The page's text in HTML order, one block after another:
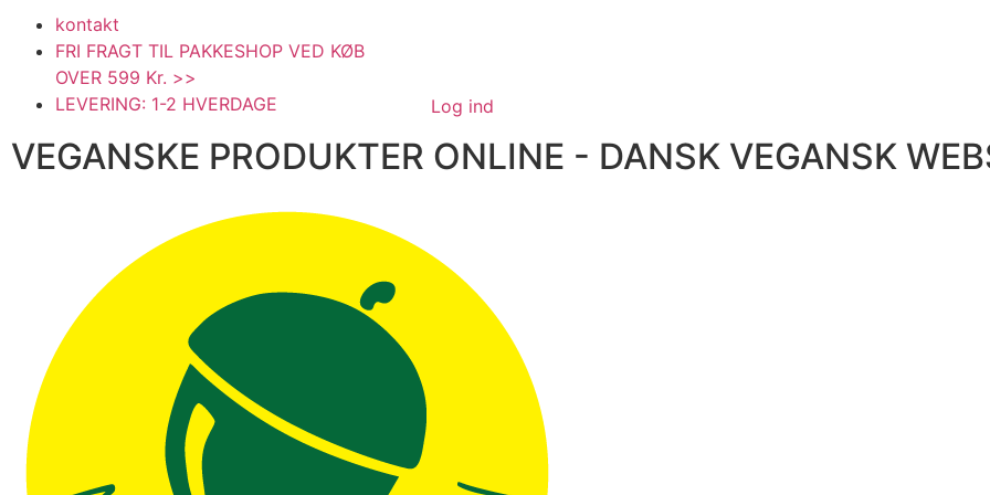
kontakt
FRI FRAGT TIL PAKKESHOP VED KØB
OVER 599 Kr. >>
LEVERING: 1-2 HVERDAGE
Log ind
VEGANSKE PRODUKTER ONLINE - DANSK VEGANSK